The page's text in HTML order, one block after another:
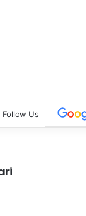
Follow Us